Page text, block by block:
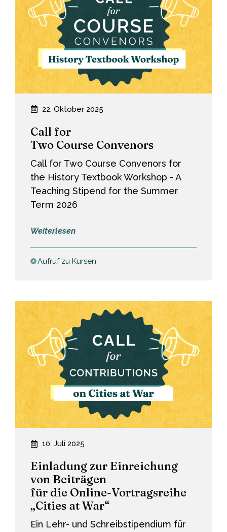
22. Oktober 2025
Call for
Two Course Convenors
Call for Two Course Convenors for
the History Textbook Workshop - A
Teaching Stipend for the Summer
Term 2026
Weiterlesen:
Two
Aufruf zu Kursen
10. Juli 2025
Einladung zur Einreichung
von Beiträgen
für die Online-Vortragsreihe
„Cities at War“
Ein Lehr- und Schreibstipendium für